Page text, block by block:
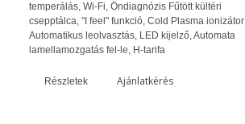
temperálás, Wi-Fi, Öndiagnózis Fűtött kültéri
csepptálca, "I feel" funkció, Cold Plasma ionizátor
Automatikus leolvasztás, LED kijelző, Automata
lamellamozgatás fel-le, H-tarifa
Részletek Ajánlatkérés